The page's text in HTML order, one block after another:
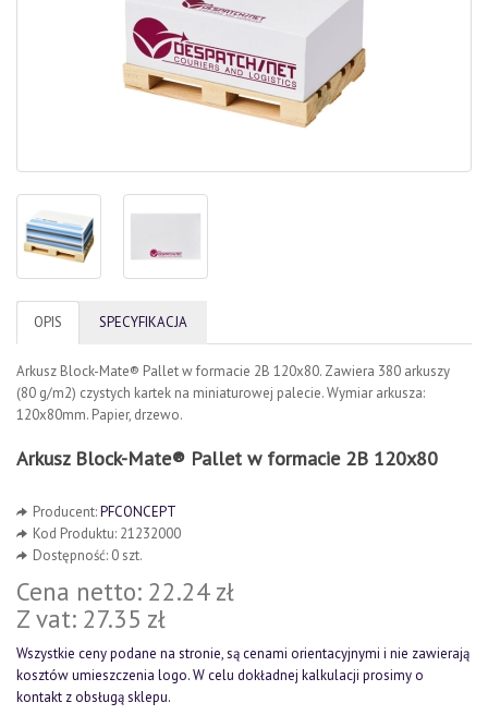
OPIS SPECYFIKACJA
Arkusz Block-Mate® Pallet w formacie 2B 120x80. Zawiera 380 arkuszy
(80 g/m2) czystych kartek na miniaturowej palecie. Wymiar arkusza:
120x80mm. Papier, drzewo.
Arkusz Block-Mate® Pallet w formacie 2B 120x80
Producent:PFCONCEPT
Kod Produktu: 21232000
Dostępność: 0 szt.
Cena netto: 22.24 zł
Z vat: 27.35 zł
Wszystkie ceny podane na stronie, są cenami orientacyjnymi i nie zawierają
kosztów umieszczenia logo. W celu dokładnej kalkulacji prosimy o
kontakt z obsługą sklepu.